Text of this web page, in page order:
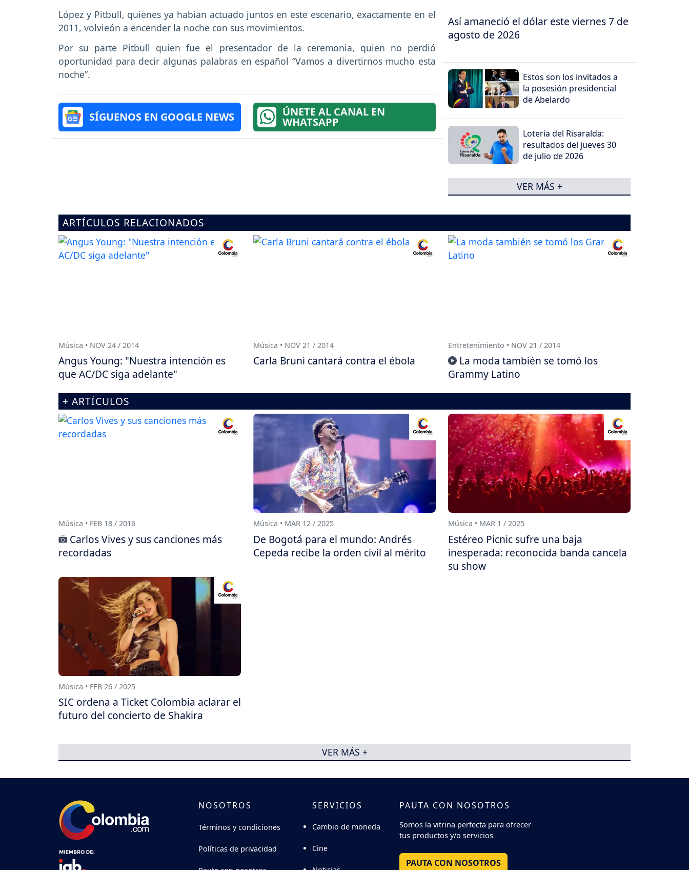
López y Pitbull, quienes ya habían actuado juntos en este escenario, exactamente en el
2011, volvieón a encender la noche con sus movimientos.
Por su parte Pitbull quien fue el presentador de la ceremonia, quien no perdió
oportunidad para decir algunas palabras en español “Vamos a divertirnos mucho esta
noche”.
SÍGUENOS EN GOOGLE NEWS ÚNETE AL CANAL EN
WHATSAPP
Así amaneció el dólar este viernes 7 de
agosto de 2026
Estos son los invitados a
la posesión presidencial
de Abelardo
Lotería del Risaralda:
resultados del jueves 30
de julio de 2026
VER MÁS +
ARTÍCULOS RELACIONADOS
Música • NOV 24 / 2014
Angus Young: "Nuestra intención es
que AC/DC siga adelante"
Música • NOV 21 / 2014
Carla Bruni cantará contra el ébola
Entretenimiento • NOV 21 / 2014
La moda también se tomó los
Grammy Latino
+ ARTÍCULOS
Música • FEB 18 / 2016
Carlos Vives y sus canciones más
recordadas
Música • MAR 12 / 2025
De Bogotá para el mundo: Andrés
Cepeda recibe la orden civil al mérito
Música • MAR 1 / 2025
Estéreo Picnic sufre una baja
inesperada: reconocida banda cancela
su show
Música • FEB 26 / 2025
SIC ordena a Ticket Colombia aclarar el
futuro del concierto de Shakira
VER MÁS +
NOSOTROS
Términos y condiciones
Políticas de privacidad
SERVICIOS
Cambio de moneda
Cine
PAUTA CON NOSOTROS
Somos la vitrina perfecta para ofrecer
tus productos y/o servicios
PAUTA CON NOSOTROS